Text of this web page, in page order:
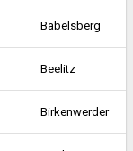
Babelsberg
Beelitz
Birkenwerder